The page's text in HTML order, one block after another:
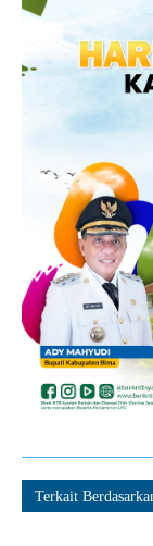
Terkait